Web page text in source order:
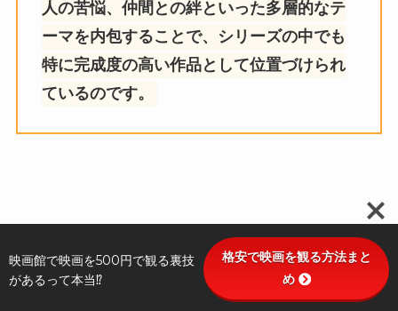
人の苦悩、仲間との絆といった多層的なテ
ーマを内包することで、シリーズの中でも
特に完成度の高い作品として位置づけられ
ているのです。
映画館で映画を500円で観る裏技
があるって本当⁉
格安で映画を観る方法まと
め